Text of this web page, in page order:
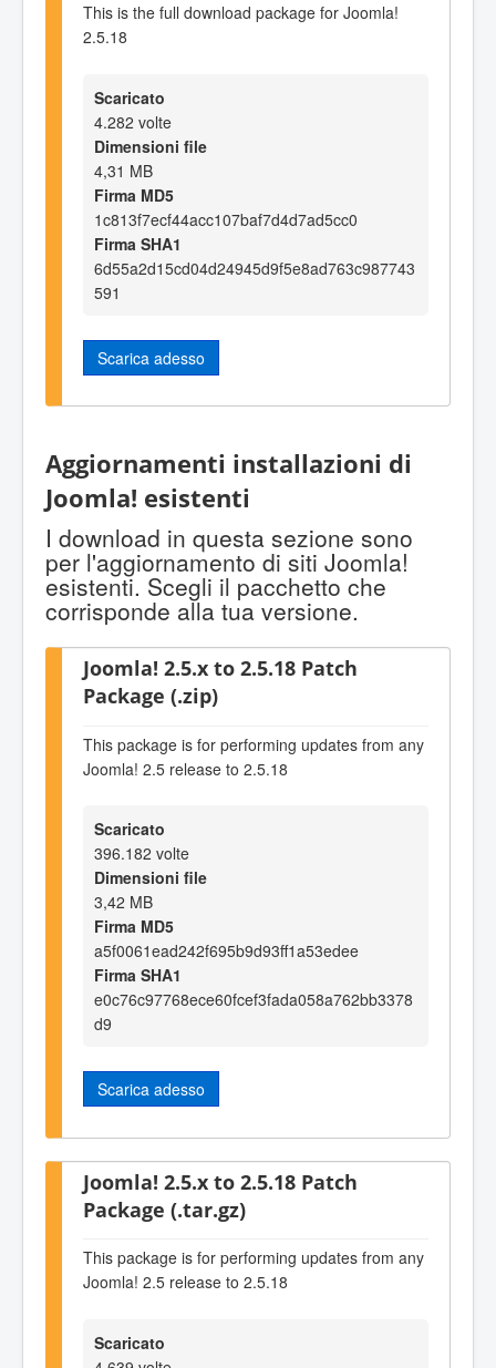
This is the full download package for Joomla!
2.5.18
Scaricato
4.282 volte
Dimensioni file
4,31 MB
Firma MD5
1c813f7ecf44acc107baf7d4d7ad5cc0
Firma SHA1
6d55a2d15cd04d24945d9f5e8ad763c987743
591
Scarica adesso
Aggiornamenti installazioni di
Joomla! esistenti
I download in questa sezione sono
per l'aggiornamento di siti Joomla!
esistenti. Scegli il pacchetto che
corrisponde alla tua versione.
Joomla! 2.5.x to 2.5.18 Patch
Package (.zip)
This package is for performing updates from any
Joomla! 2.5 release to 2.5.18
Scaricato
396.182 volte
Dimensioni file
3,42 MB
Firma MD5
a5f0061ead242f695b9d93ff1a53edee
Firma SHA1
e0c76c97768ece60fcef3fada058a762bb3378
d9
Scarica adesso
Joomla! 2.5.x to 2.5.18 Patch
Package (.tar.gz)
This package is for performing updates from any
Joomla! 2.5 release to 2.5.18
Scaricato